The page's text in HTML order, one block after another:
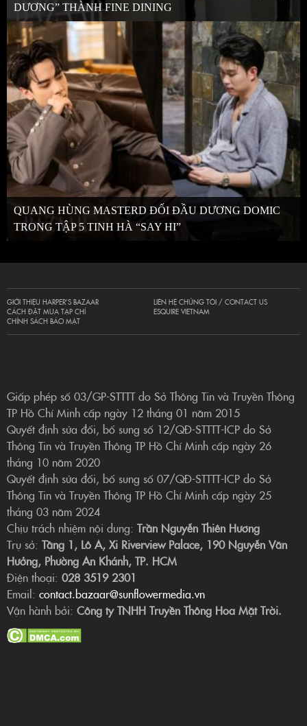
DƯƠNG” THÀNH FINE DINING
QUANG HÙNG MASTERD ĐỐI ĐẦU DƯƠNG DOMIC
TRONG TẬP 5 TINH HÀ “SAY HI”
GIỚI THIỆU HARPER’S BAZAAR
CÁCH ĐẶT MUA TẠP CHÍ
CHÍNH SÁCH BẢO MẬT
LIÊN HỆ CHÚNG TÔI / CONTACT US
ESQUIRE VIETNAM
Giấp phép số 03/GP-STTTT do Sở Thông Tin và Truyền Thông
TP Hồ Chí Minh cấp ngày 12 tháng 01 năm 2015
Quyết định sửa đổi, bổ sung số 12/QĐ-STTTT-ICP do Sở
Thông Tin và Truyền Thông TP Hồ Chí Minh cấp ngày 26
tháng 10 năm 2020
Quyết định sửa đổi, bổ sung số 07/QĐ-STTTT-ICP do Sở
Thông Tin và Truyền Thông TP Hồ Chí Minh cấp ngày 25
tháng 03 năm 2024
Chịu trách nhiệm nội dung: Trần Nguyễn Thiên Hương
Trụ sở: Tầng 1, Lô A, Xi Riverview Palace, 190 Nguyễn Văn
Hưởng, Phường An Khánh, TP. HCM
Điện thoại: 028 3519 2301
Email: contact.bazaar@sunflowermedia.vn
Vận hành bởi: Công ty TNHH Truyền Thông Hoa Mặt Trời.